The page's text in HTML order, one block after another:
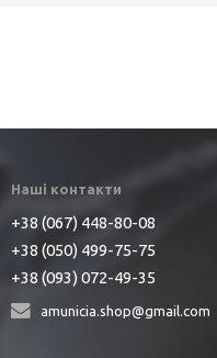
Наші контакти
+38 (067) 448-80-08
+38 (050) 499-75-75
+38 (093) 072-49-35
amunicia.shop@gmail.com